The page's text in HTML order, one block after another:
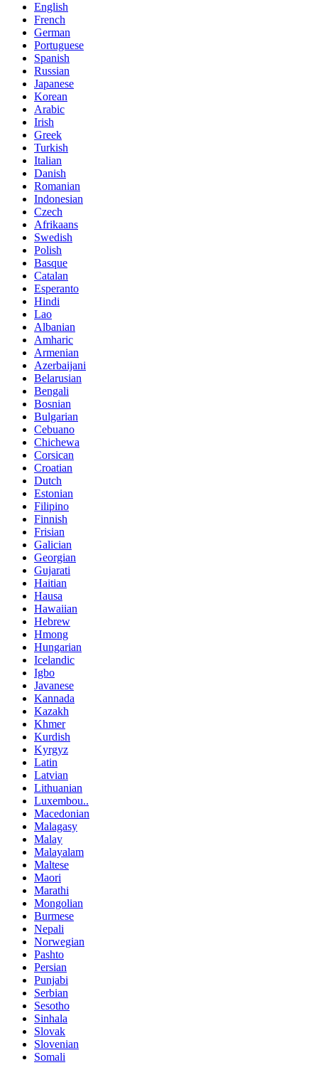
English
French
German
Portuguese
Spanish
Russian
Japanese
Korean
Arabic
Irish
Greek
Turkish
Italian
Danish
Romanian
Indonesian
Czech
Afrikaans
Swedish
Polish
Basque
Catalan
Esperanto
Hindi
Lao
Albanian
Amharic
Armenian
Azerbaijani
Belarusian
Bengali
Bosnian
Bulgarian
Cebuano
Chichewa
Corsican
Croatian
Dutch
Estonian
Filipino
Finnish
Frisian
Galician
Georgian
Gujarati
Haitian
Hausa
Hawaiian
Hebrew
Hmong
Hungarian
Icelandic
Igbo
Javanese
Kannada
Kazakh
Khmer
Kurdish
Kyrgyz
Latin
Latvian
Lithuanian
Luxembou..
Macedonian
Malagasy
Malay
Malayalam
Maltese
Maori
Marathi
Mongolian
Burmese
Nepali
Norwegian
Pashto
Persian
Punjabi
Serbian
Sesotho
Sinhala
Slovak
Slovenian
Somali